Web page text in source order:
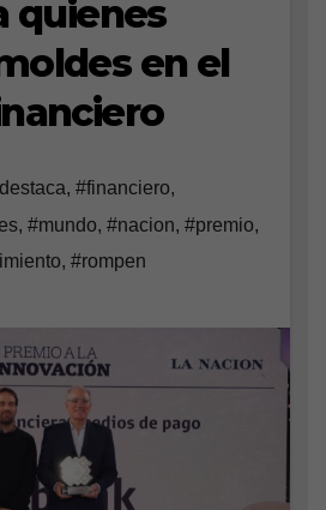
quienes
en el
, #financiero,
, #mundo, #nacion, #premio,
, #rompen